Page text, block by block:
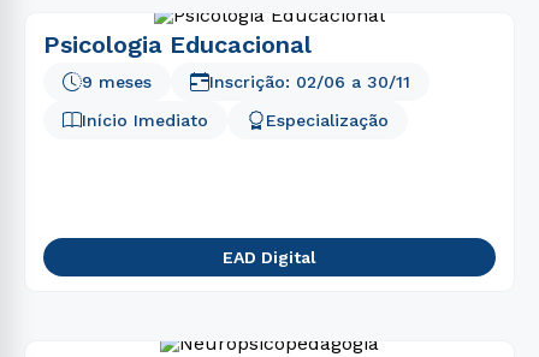
Psicologia Educacional
Início Imediato Especialização
9 meses Inscrição: 02/06 a 30/11
EAD Digital